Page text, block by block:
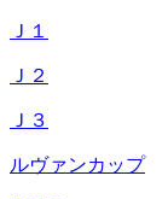
Ｊ１
Ｊ２
Ｊ３
ルヴァンカップ